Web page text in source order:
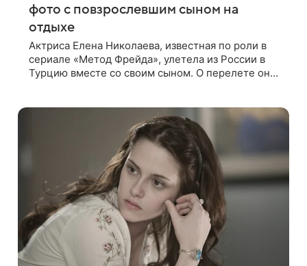
фото с повзрослевшим сыном на
отдыхе
Актриса Елена Николаева, известная по роли в
сериале «Метод Фрейда», улетела из России в
Турцию вместе со своим сыном. О перелете она